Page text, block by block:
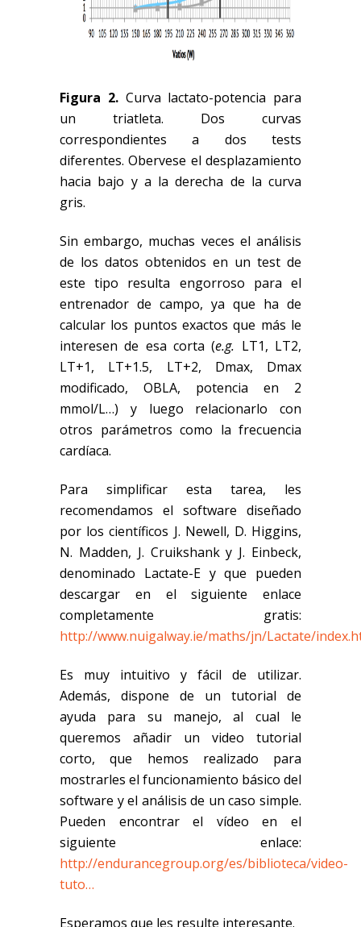
Figura 2.Curva lactato-potencia para
un triatleta. Dos curvas
correspondientes a dos tests
diferentes. Obervese el desplazamiento
hacia bajo y a la derecha de la curva
gris.
Sin embargo, muchas veces el análisis
de los datos obtenidos en un test de
este tipo resulta engorroso para el
entrenador de campo, ya que ha de
calcular los puntos exactos que más le
interesen de esa corta (e.g. LT1, LT2,
LT+1, LT+1.5, LT+2, Dmax, Dmax
modificado, OBLA, potencia en 2
mmol/L…) y luego relacionarlo con
otros parámetros como la frecuencia
cardíaca.
Para simplificar esta tarea, les
recomendamos el software diseñado
por los científicos J. Newell, D. Higgins,
N. Madden, J. Cruikshank y J. Einbeck,
denominado Lactate-E y que pueden
descargar en el siguiente enlace
completamente gratis:
http://www.nuigalway.ie/maths/jn/Lactate/
Es muy intuitivo y fácil de utilizar.
Además, dispone de un tutorial de
ayuda para su manejo, al cual le
queremos añadir un video tutorial
corto, que hemos realizado para
mostrarles el funcionamiento básico del
software y el análisis de un caso simple.
Pueden encontrar el vídeo en el
siguiente enlace:
http://endurancegroup.org/es/biblioteca/video-
tuto…
Esperamos que les resulte interesante.